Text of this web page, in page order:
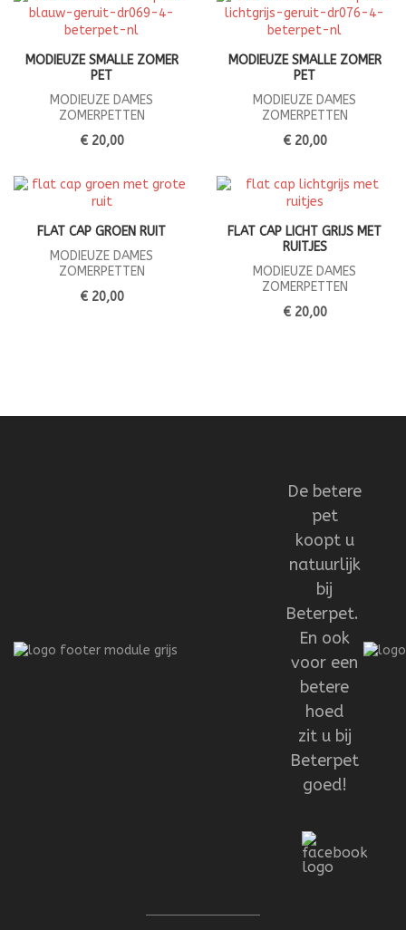
MODIEUZE SMALLE ZOMER
PET
MODIEUZE DAMES
ZOMERPETTEN
€ 20,00
MODIEUZE SMALLE ZOMER
PET
MODIEUZE DAMES
ZOMERPETTEN
€ 20,00
FLAT CAP GROEN RUIT
MODIEUZE DAMES
ZOMERPETTEN
€ 20,00
FLAT CAP LICHT GRIJS MET
RUITJES
MODIEUZE DAMES
ZOMERPETTEN
€ 20,00
De betere
pet
koopt u
natuurlijk
bij
Beterpet.
En ook
voor een
betere
hoed
zit u bij
Beterpet
goed!